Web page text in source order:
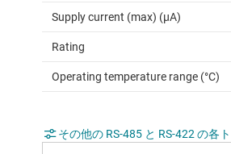
Supply current (max) (µA)
Rating
Operating temperature range (°C)
その他の RS-485 と RS-422 の各